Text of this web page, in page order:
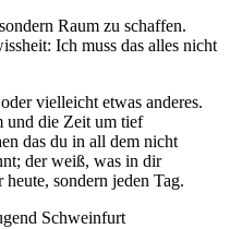
Raum zu schaffen.
Ich muss das alles nicht
vielleicht etwas anderes.
und die Zeit um tief
das du in all dem nicht
der weiß, was in dir
sondern jeden Tag.
Schweinfurt